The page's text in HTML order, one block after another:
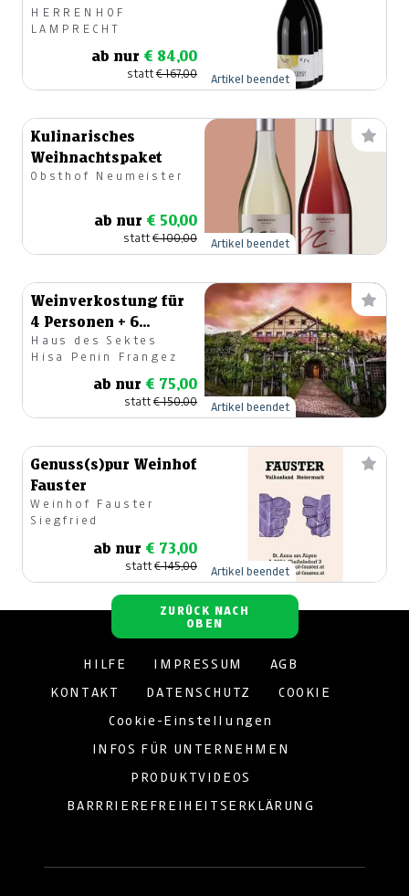
(Reserve)
HERRENHOF
LAMPRECHT
ab nur € 84,00
statt€ 167,00 Artikel beendet
Kulinarisches
Weihnachtspaket
Obsthof Neumeister
ab nur € 50,00
statt€ 100,00 Artikel beendet
Weinverkostung für
4 Personen + 6
Flaschen Schaumwein
Haus des Sektes
Hisa Penin Frangez
ab nur € 75,00
statt€ 150,00 Artikel beendet
Genuss(s)pur Weinhof
Fauster
Weinhof Fauster
Siegfried
ab nur € 73,00
statt€ 145,00 Artikel beendet
ZURÜCK NACH
OBEN
HILFE IMPRESSUM AGB
KONTAKT DATENSCHUTZ COOKIE
Cookie-Einstellungen
INFOS FÜR UNTERNEHMEN
PRODUKTVIDEOS
BARRRIEREFREIHEITSERKLÄRUNG